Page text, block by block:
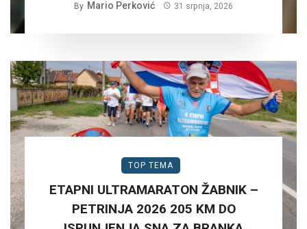
SCENARIJ ZA HRVATSKU….
By Mario Perković 31 srpnja, 2026
TOP TEMA
ETAPNI ULTRAMARATON ŽABNIK –
PETRINJA 2026 205 KM DO